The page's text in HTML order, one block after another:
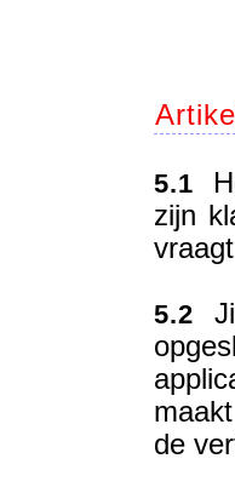
5.1
zijn
5.2
de